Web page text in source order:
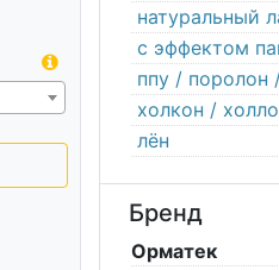
натуральный
с эффектом
ппу / поролон
холкон /
лён
Бренд
Орматек